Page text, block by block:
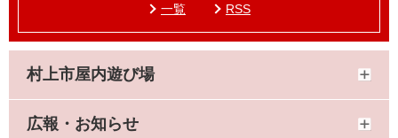
一覧 RSS
村上市屋内遊び場
広報・お知らせ